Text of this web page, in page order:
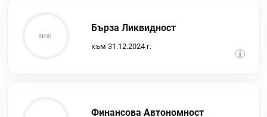
Бърза Ликвидност
към 31.12.2024 г.
Финансова Автономност